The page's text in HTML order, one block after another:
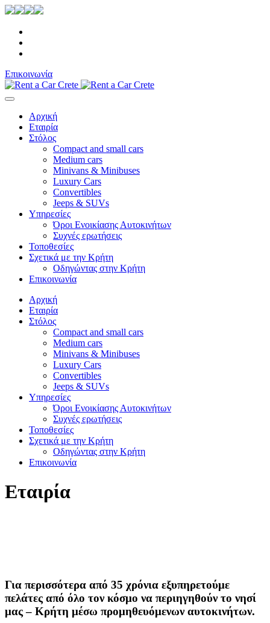
Επικοινωνία
Αρχική
Εταιρία
Στόλος
Compact and small cars
Medium cars
Minivans & Minibuses
Luxury Cars
Convertibles
Jeeps & SUVs
Υπηρεσίες
Όροι Ενοικίασης Αυτοκινήτων
Συχνές ερωτήσεις
Τοποθεσίες
Σχετικά με την Κρήτη
Οδηγώντας στην Κρήτη
Επικοινωνία
Αρχική
Εταιρία
Στόλος
Compact and small cars
Medium cars
Minivans & Minibuses
Luxury Cars
Convertibles
Jeeps & SUVs
Υπηρεσίες
Όροι Ενοικίασης Αυτοκινήτων
Συχνές ερωτήσεις
Τοποθεσίες
Σχετικά με την Κρήτη
Οδηγώντας στην Κρήτη
Επικοινωνία
Εταιρία
Για περισσότερα από 35 χρόνια εξυπηρετούμε
πελάτες από όλο τον κόσμο να περιηγηθούν το νησί
μας – Κρήτη μέσω προμηθευόμενων αυτοκινήτων.